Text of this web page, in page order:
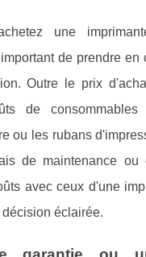
une
de prendre en
Outre le prix
de
ou les rubans
de maintenance ou
avec ceux d'une
éclairée.